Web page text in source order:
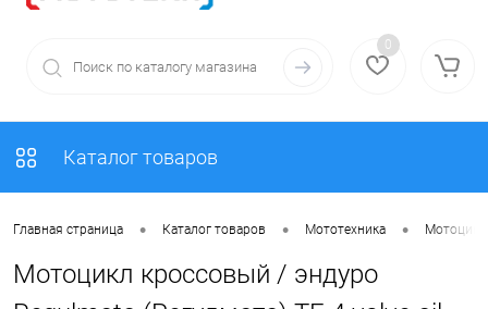
0
Каталог товаров
Главная страница • Каталог товаров • Мототехника •
Мотоцикл кроссовый / эндуро